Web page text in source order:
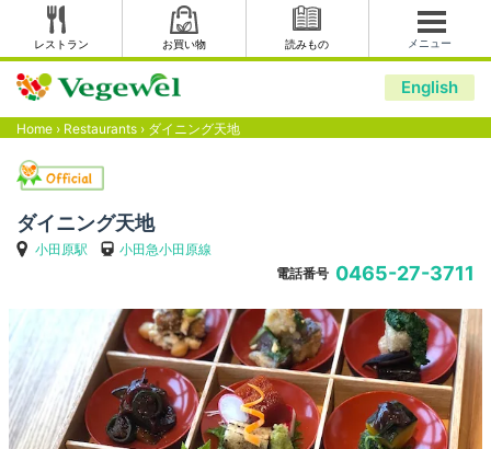
レストラン お買い物 読みもの メニュー
English
Home › Restaurants › ダイニング天地
ダイニング天地
小田原駅
小田急小田原線
電話番号 0465-27-3711